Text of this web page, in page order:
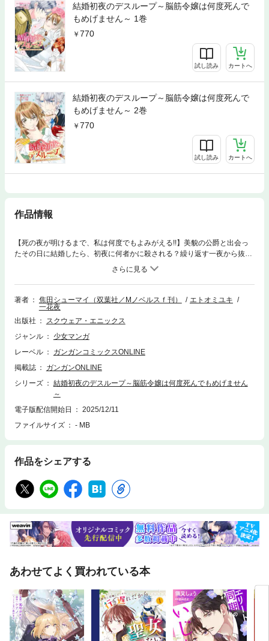
結婚初夜のデスループ～脳筋令嬢は何度死んで
もめげません～ 1巻
770
試し読み カートへ
結婚初夜のデスループ～脳筋令嬢は何度死んで
もめげません～ 2巻
770
試し読み カートへ
作品情報
【死の夜が明けるまで、私は何度でもよみがえる!!】美貌の公爵と出会っ
たその日に結婚したら、初夜に何者かに殺される？繰り返す一夜から抜け
出すまでは負けない、諦めない。脳筋令嬢が幸せな結婚初夜を迎えるまで
の戦いの物語、開幕！(C)Syumai Kogeta 2020 (C)2025 Miyuki Etoo
著者 焦田シューマイ（双葉社／Mノベルスｆ刊）
エトオミユキ
一花夜
出版社
スクウェア・エニックス
ジャンル
少女マンガ
レーベル
ガンガンコミックスONLINE
掲載誌
ガンガンONLINE
シリーズ
結婚初夜のデスループ～脳筋令嬢は何度死んでもめげません
～
電子版配信開始日
2025/12/11
ファイルサイズ
- MB
作品をシェアする
あわせてよく買われている本